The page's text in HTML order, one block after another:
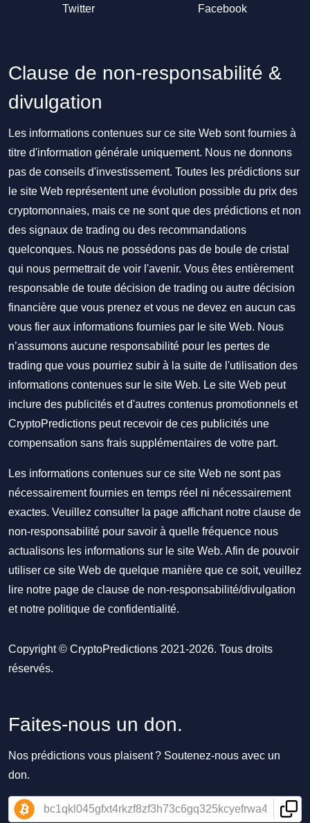
Twitter Facebook
Clause de non-responsabilité &
divulgation
Les informations contenues sur ce site Web sont fournies à
titre d'information générale uniquement. Nous ne donnons
pas de conseils d'investissement. Toutes les prédictions sur
le site Web représentent une évolution possible du prix des
cryptomonnaies, mais ce ne sont que des prédictions et non
des signaux de trading ou des recommandations
quelconques. Nous ne possédons pas de boule de cristal
qui nous permettrait de voir l'avenir. Vous êtes entièrement
responsable de toute décision de trading ou autre décision
financière que vous prenez et vous ne devez en aucun cas
vous fier aux informations fournies par le site Web. Nous
n’assumons aucune responsabilité pour les pertes de
trading que vous pourriez subir à la suite de l'utilisation des
informations contenues sur le site Web. Le site Web peut
inclure des publicités et d'autres contenus promotionnels et
CryptoPredictions peut recevoir de ces publicités une
compensation sans frais supplémentaires de votre part.
Les informations contenues sur ce site Web ne sont pas
nécessairement fournies en temps réel ni nécessairement
exactes. Veuillez consulter la page affichant notre clause de
non-responsabilité pour savoir à quelle fréquence nous
actualisons les informations sur le site Web. Afin de pouvoir
utiliser ce site Web de quelque manière que ce soit, veuillez
lire notre page de clause de non-responsabilité/divulgation
et notre politique de confidentialité.
Copyright © CryptoPredictions 2021-2026. Tous droits
réservés.
Faites-nous un don.
Nos prédictions vous plaisent ? Soutenez-nous avec un
don.